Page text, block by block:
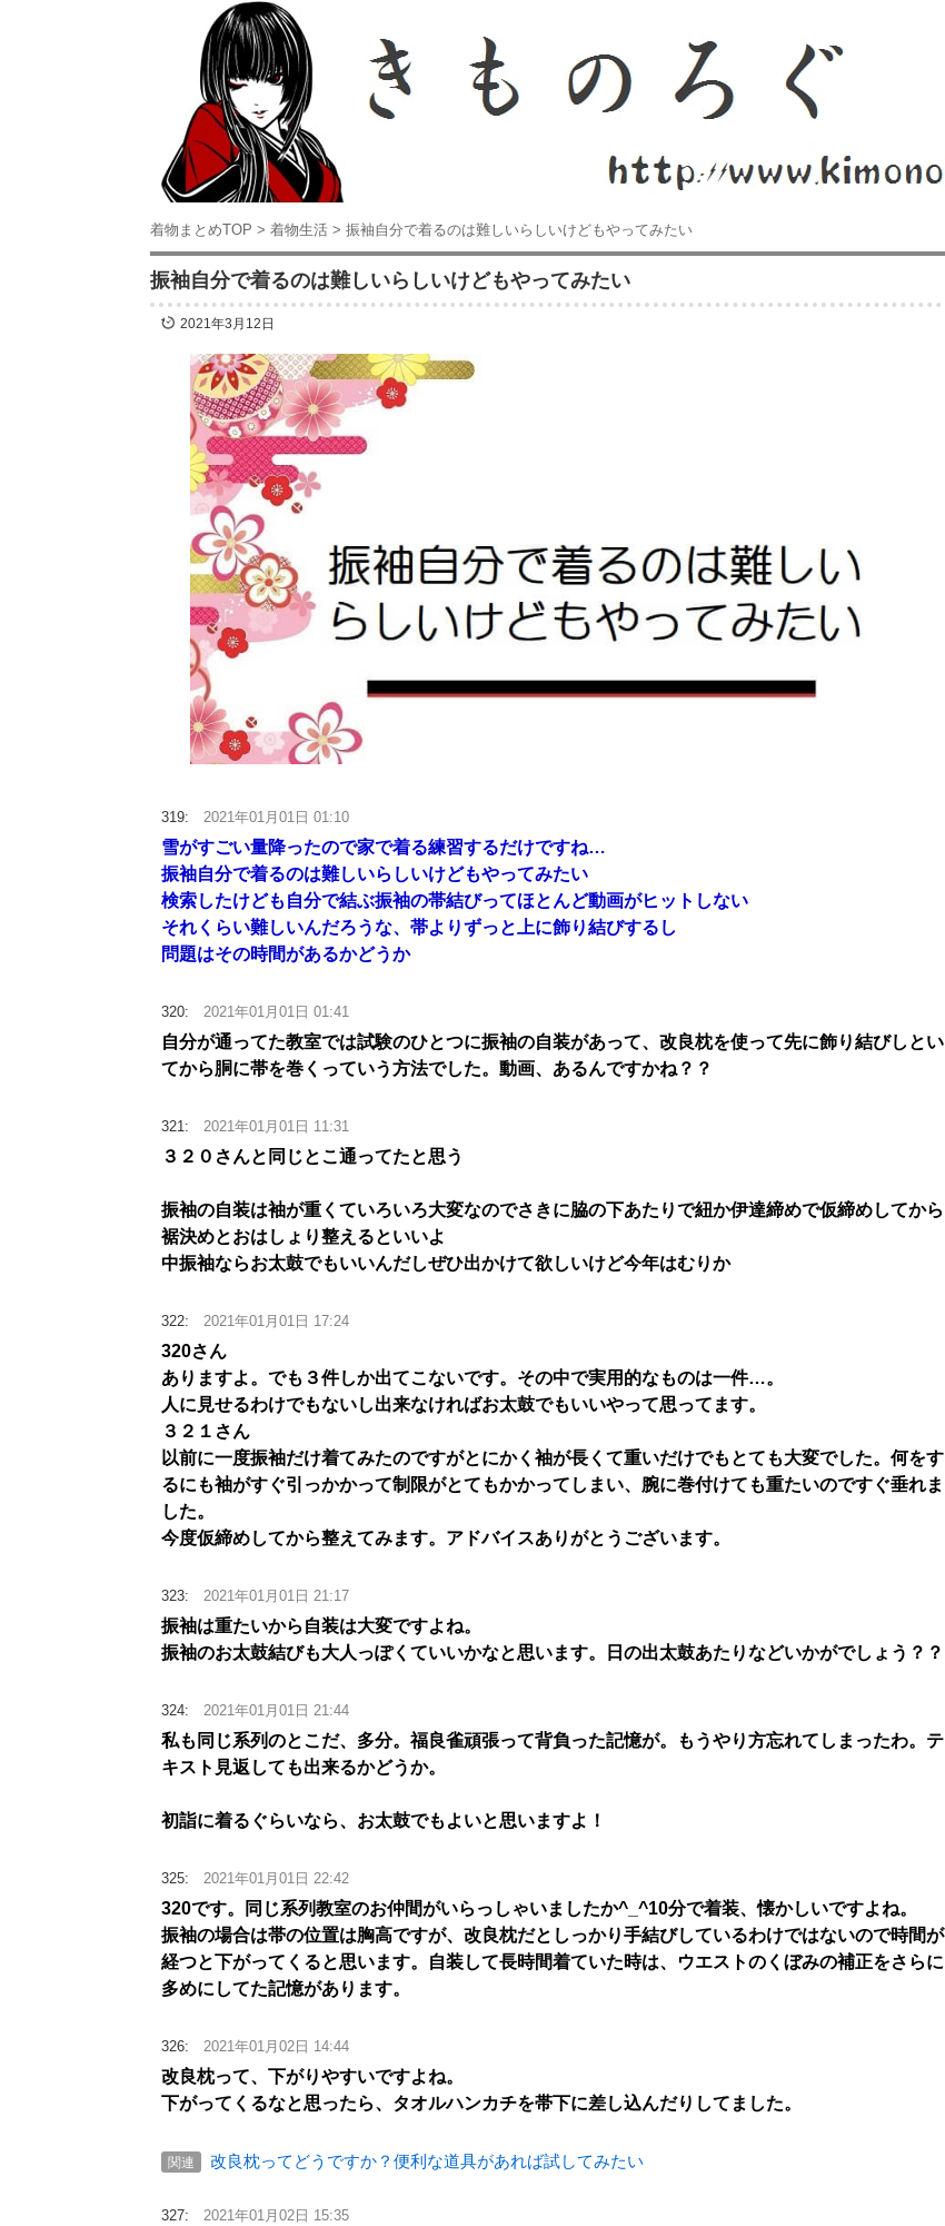
着物まとめTOP > 着物生活 > 振袖自分で着るのは難しいらしいけどもやってみたい
振袖自分で着るのは難しいらしいけどもやってみたい
2021年3月12日
319: 2021年01月01日 01:10
雪がすごい量降ったので家で着る練習するだけですね…
振袖自分で着るのは難しいらしいけどもやってみたい
検索したけども自分で結ぶ振袖の帯結びってほとんど動画がヒットしない
それくらい難しいんだろうな、帯よりずっと上に飾り結びするし
問題はその時間があるかどうか
320: 2021年01月01日 01:41
自分が通ってた教室では試験のひとつに振袖の自装があって、改良枕を使って先に飾り結びしとい
てから胴に帯を巻くっていう方法でした。動画、あるんですかね？？
321: 2021年01月01日 11:31
３２０さんと同じとこ通ってたと思う
振袖の自装は袖が重くていろいろ大変なのでさきに脇の下あたりで紐か伊達締めで仮締めしてから
裾決めとおはしょり整えるといいよ
中振袖ならお太鼓でもいいんだしぜひ出かけて欲しいけど今年はむりか
322: 2021年01月01日 17:24
320さん
ありますよ。でも３件しか出てこないです。その中で実用的なものは一件…。
人に見せるわけでもないし出来なければお太鼓でもいいやって思ってます。
３２１さん
以前に一度振袖だけ着てみたのですがとにかく袖が長くて重いだけでもとても大変でした。何をす
るにも袖がすぐ引っかかって制限がとてもかかってしまい、腕に巻付けても重たいのですぐ垂れま
した。
今度仮締めしてから整えてみます。アドバイスありがとうございます。
323: 2021年01月01日 21:17
振袖は重たいから自装は大変ですよね。
振袖のお太鼓結びも大人っぽくていいかなと思います。日の出太鼓あたりなどいかがでしょう？？
324: 2021年01月01日 21:44
私も同じ系列のとこだ、多分。福良雀頑張って背負った記憶が。もうやり方忘れてしまったわ。テ
キスト見返しても出来るかどうか。
初詣に着るぐらいなら、お太鼓でもよいと思いますよ！
325: 2021年01月01日 22:42
320です。同じ系列教室のお仲間がいらっしゃいましたか^_^10分で着装、懐かしいですよね。
振袖の場合は帯の位置は胸高ですが、改良枕だとしっかり手結びしているわけではないので時間が
経つと下がってくると思います。自装して長時間着ていた時は、ウエストのくぼみの補正をさらに
多めにしてた記憶があります。
326: 2021年01月02日 14:44
改良枕って、下がりやすいですよね。
下がってくるなと思ったら、タオルハンカチを帯下に差し込んだりしてました。
関連 改良枕ってどうですか？便利な道具があれば試してみたい
327: 2021年01月02日 15:35